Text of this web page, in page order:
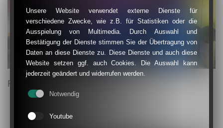
Fotocredit: Tobias Müller
Unsere Website verwendet externe Dienste für
verschiedene Zwecke, wie z.B. für Statistiken oder die
Ausspielung von Multimedia. Durch Auswahl und
Bestätigung der Dienste stimmen Sie der Übertragung von
Daten an diese Dienste zu. Diese Dienste und auch diese
Website setzen ggf. auch Cookies. Die Auswahl kann
jederzeit geändert und widerrufen werden.
Notwendig
Youtube